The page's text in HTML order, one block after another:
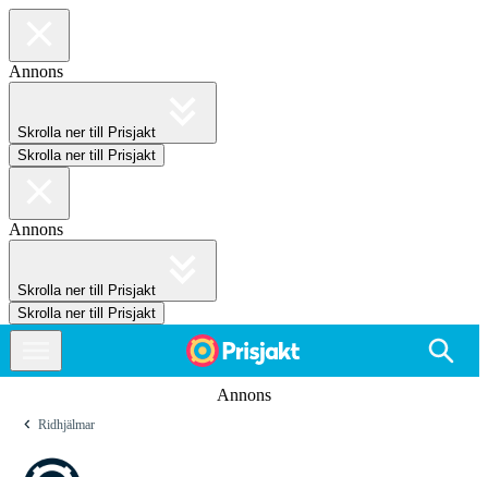
Annons
Skrolla ner till Prisjakt
Skrolla ner till Prisjakt
Annons
Skrolla ner till Prisjakt
Skrolla ner till Prisjakt
Annons
Ridhjälmar